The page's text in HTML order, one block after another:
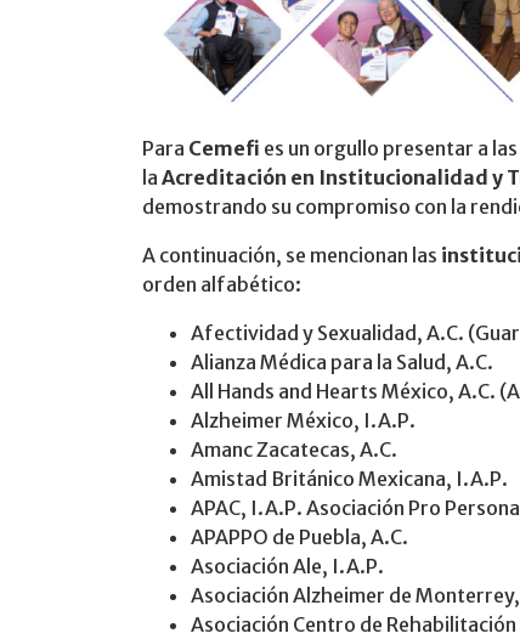
Para Cemefi es un orgullo presentar a
la Acreditación en Institucionalidad y
demostrando su compromiso con la
A continuación, se mencionan las
orden alfabético:
Afectividad y Sexualidad, A.C.
Alianza Médica para la Salud, A.C.
All Hands and Hearts México, A.C.
Alzheimer México, I.A.P.
Amanc Zacatecas, A.C.
Amistad Británico Mexicana, I.A.P.
APAC, I.A.P. Asociación Pro
APAPPO de Puebla, A.C.
Asociación Ale, I.A.P.
Asociación Alzheimer de Monterrey,
Asociación Centro de